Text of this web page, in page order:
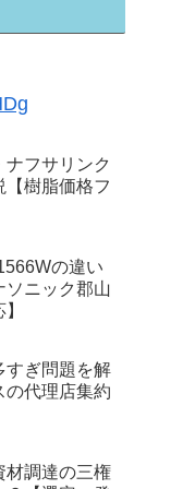
フサリンク
【樹脂価格フ
の違い
ソニック郡山
すぎ問題を解
の代理店集約
材調達の三権